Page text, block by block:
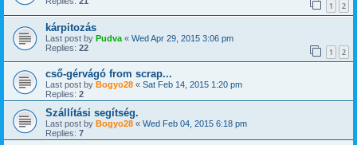
1 2
kárpitozás
Last post by Pudva « Wed Apr 29, 2015 3:06 pm
Replies: 22 1 2
cső-gérvágó from scrap...
Last post by Bogyo28 « Sat Feb 14, 2015 1:20 pm
Replies: 2
Szállítási segítség.
Last post by Bogyo28 « Wed Feb 04, 2015 6:18 pm
Replies: 7